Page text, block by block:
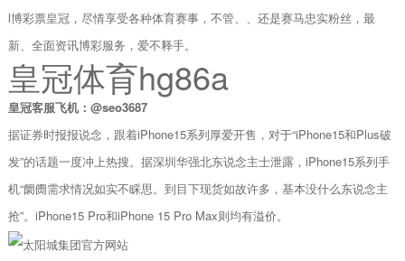
l博彩票皇冠，尽情享受各种体育赛事，不管、、还是赛马忠实粉丝，最
新、全面资讯博彩服务，爱不释手。
皇冠体育hg86a
皇冠客服飞机：@seo3687
据证券时报报说念，跟着iPhone15系列厚爱开售，对于“iPhone15和Plus破
发”的话题一度冲上热搜。据深圳华强北东说念主士泄露，iPhone15系列手
机“阛阓需求情况如实不睬思。到目下现货如故许多，基本没什么东说念主
抢”。iPhone15 Pro和iPhone 15 Pro Max则均有溢价。